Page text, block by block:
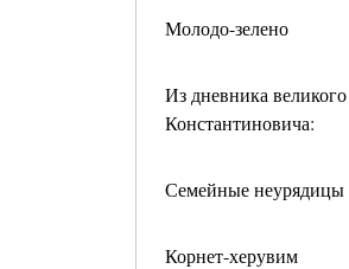
Молодо-зелено
Из дневника
Константиновича:
Семейные неурядицы
Корнет-херувим